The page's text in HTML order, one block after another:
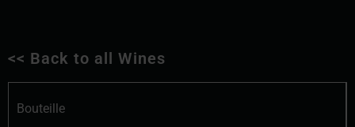
<< Back to all Wines
Bouteille